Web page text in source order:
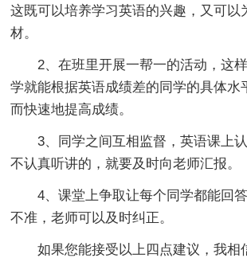
这既可以培养学习英语的兴趣，又可以
材。
2、在班里开展一帮一的活动，这
学就能根据英语成绩差的同学的具体水
而快速地提高成绩。
3、同学之间互相监督，英语课上
不认真听讲的，就要及时向老师汇报。
4、课堂上争取让每个同学都能回
不准，老师可以及时纠正。
如果您能接受以上四点建议，我相